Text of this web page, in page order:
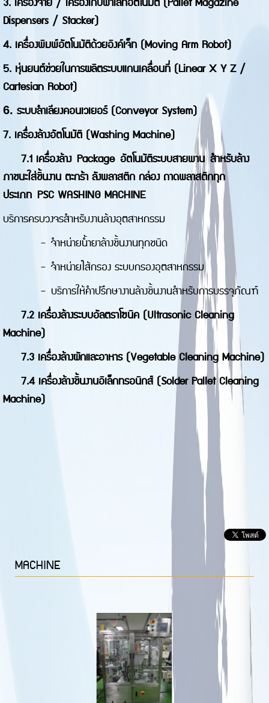
Dispensers / Stacker)
4. เครื่องพิมพ์อัตโนมัติด้วยอิงค์เจ็ท (Moving Arm Robot)
5. หุ่นยนต์ช่วยในการผลิตระบบแกนเคลื่อนที่ (Linear X Y Z /
Cartesian Robot)
6. ระบบลำเลียงคอนเวเยอร์ (Conveyor System)
7. เครื่องล้างอัตโนมัติ (Washing Machine)
7.1 เครื่องล้าง Package อัตโนมัติระบบสายพาน สำหรับล้าง
ภาชนะใส่ชิ้นงาน ตะกร้า ลังพลาสติก กล่อง ถาดพลาสติกทุก
ประเภท PSC WASHING MACHINE
บริการครบวงจรสำหรับงานล้างอุตสาหกรรม
- จำหน่ายน้ำยาล้างชิ้นงานทุกชนิด
- จำหน่ายไส้กรอง ระบบกรองอุตสาหกรรม
- บริการให้คำปรึกษางานล้างชิ้นงานสำหรับการบรรจุภัณฑ์
7.2 เครื่องล้างระบบอัลตราโซนิค (Ultrasonic Cleaning
Machine)
7.3 เครื่องล้างผักและอาหาร (Vegetable Cleaning Machine)
7.4 เครื่องล้างชิ้นงานอิเล็กทรอนิกส์ (Solder Pallet Cleaning
Machine)
MACHINE